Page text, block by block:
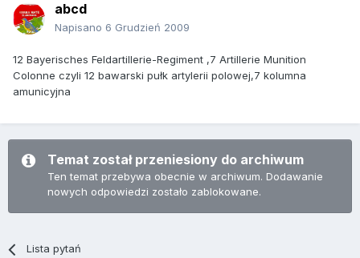
abcd
Napisano 6 Grudzień 2009
12 Bayerisches Feldartillerie-Regiment ,7 Artillerie Munition
Colonne czyli 12 bawarski pułk artylerii polowej,7 kolumna
amunicyjna
Temat został przeniesiony do archiwum
Ten temat przebywa obecnie w archiwum. Dodawanie
nowych odpowiedzi zostało zablokowane.
Lista pytań